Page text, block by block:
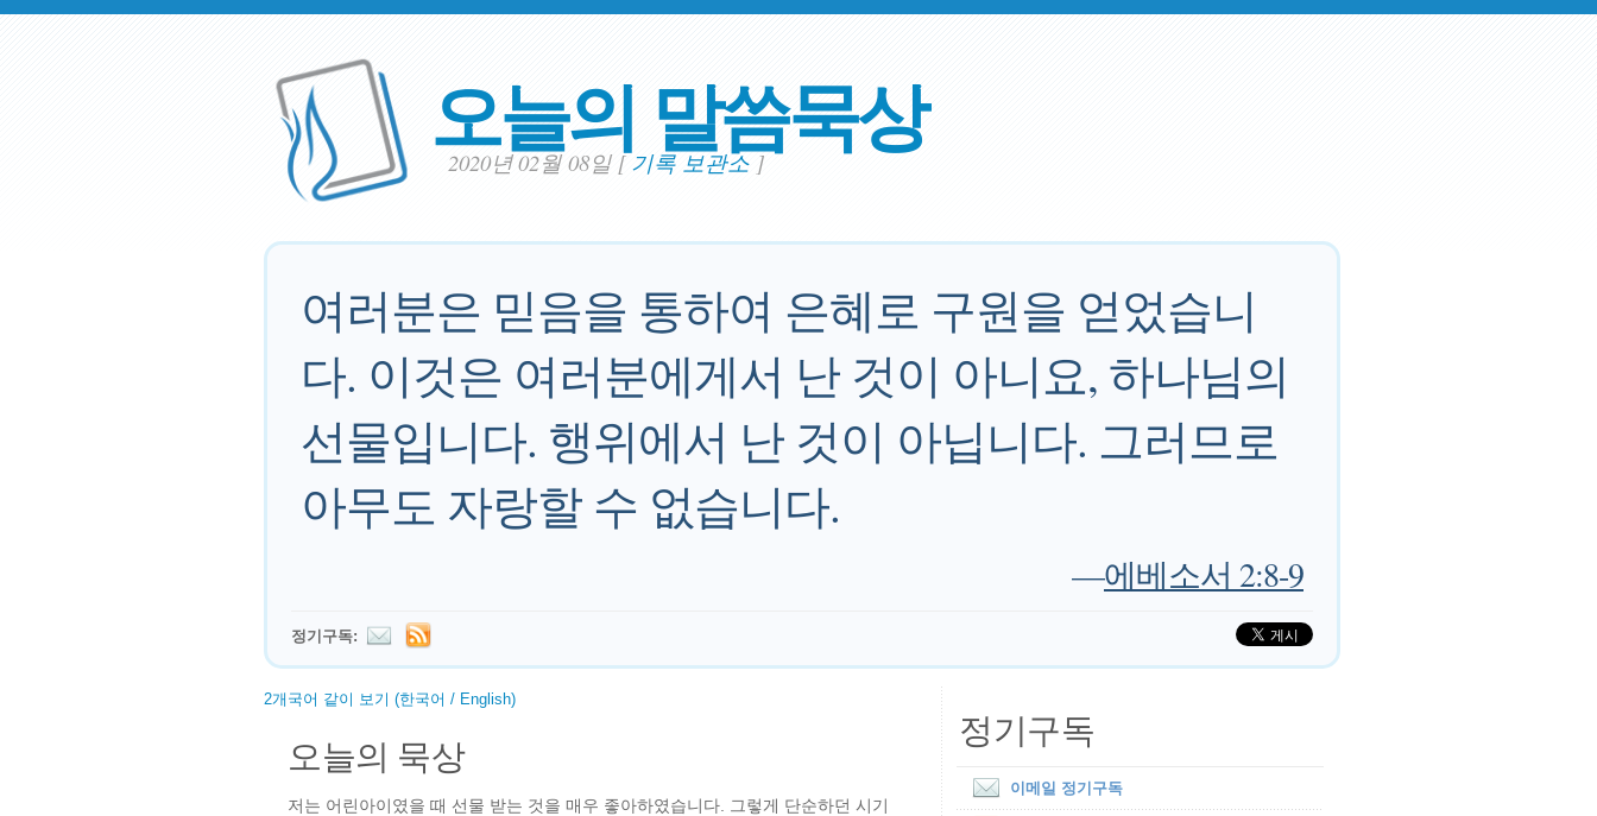
오늘의 말씀묵상
2020년 02월 08일 [기록 보관소]
여러분은 믿음을 통하여 은혜로 구원을 얻었습니
다. 이것은 여러분에게서 난 것이 아니요, 하나님의
선물입니다. 행위에서 난 것이 아닙니다. 그러므로
아무도 자랑할 수 없습니다.
—에베소서 2:8-9
정기구독:
2개국어 같이 보기 (한국어 / English)
오늘의 묵상
저는 어린아이였을 때 선물 받는 것을 매우 좋아하였습니다. 그렇게 단순하던 시기
정기구독
이메일 정기구독